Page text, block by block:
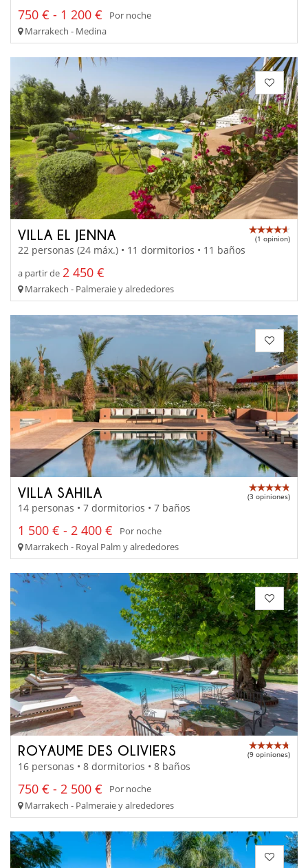
750 € - 1 200 €
Por noche
Marrakech - Medina
VILLA EL JENNA (1 opinion)
22 personas (24 máx.) • 11 dormitorios • 11 baños
a partir de 2 450 €
Marrakech - Palmeraie y alrededores
VILLA SAHILA (3 opiniones)
14 personas • 7 dormitorios • 7 baños
1 500 € - 2 400 €
Por noche
Marrakech - Royal Palm y alrededores
ROYAUME DES OLIVIERS (9 opiniones)
16 personas • 8 dormitorios • 8 baños
750 € - 2 500 €
Por noche
Marrakech - Palmeraie y alrededores